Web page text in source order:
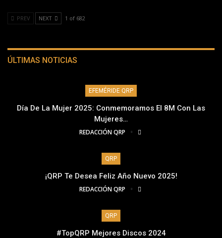
PREV NEXT 1 of 682
ÚLTIMAS NOTICIAS
EFEMÉRIDE QRP
Día De La Mujer 2025: Conmemoramos El 8M Con Las
Mujeres…
REDACCIÓN QRP
QRP
¡QRP Te Desea Feliz Año Nuevo 2025!
REDACCIÓN QRP
QRP
#TopQRP Mejores Discos 2024